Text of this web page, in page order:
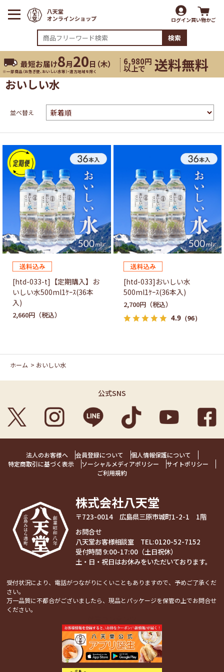
ログイン買い物かご
検索
最短お届け8月20日（木）
※一部商品（お急ぎ便、おいしい水等）・遠方地域を除く
6,980円
以上で 送料無料
おいしい水
並べ替え
[htd-033-t]【定期購入】お
いしい水500ml1ｹｰｽ(36本
入)
2,660円
[htd-033]おいしい水
500ml1ｹｰｽ(36本入)
2,700円
4.9（96）
ホーム > おいしい水
公式SNS
法人のお客様へ 会員登録について
個人情報保護について
特定商取引に基づく表示
ソーシャルメディアポリシー
サイトポリシー
ご利用規約
株式会社八天堂
〒723-0014 広島県三原市城町1-2-1 1階
お問合せ
八天堂お客様相談室 TEL:0120-52-7152
受付時間 9:00-17:00（土日祝休）
土・日・祝日はお休みをいただいております。
受付状況により、電話がつながりにくいこともありますので、予めご了承くだ
さい。
万一品質に不都合がございましたら、現品とパッケージを保管の上でお問合せ
ください。